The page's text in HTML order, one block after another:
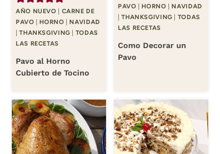
AÑO NUEVO
CARNE DE
PAVO
HORNO
NAVIDAD
|THANKSGIVING
TODAS
LAS RECETAS
Pavo al Horno
Cubierto de Tocino
PAVO
HORNO
NAVIDAD
|THANKSGIVING
TODAS
LAS RECETAS
Como Decorar un
Pavo